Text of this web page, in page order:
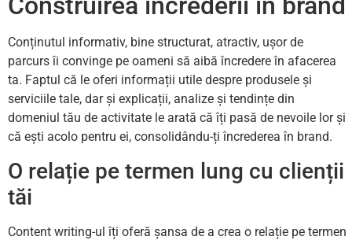
Conținutul informativ, bine structurat, atractiv, ușor de
parcurs îi convinge pe oameni să aibă încredere în afacerea
ta. Faptul că le oferi informații utile despre produsele și
serviciile tale, dar și explicații, analize și tendințe din
domeniul tău de activitate le arată că îți pasă de nevoile lor și
că ești acolo pentru ei, consolidându-ți încrederea în brand.
O relație pe termen lung cu clienții
tăi
Content writing-ul îți oferă șansa de a crea o relație pe termen